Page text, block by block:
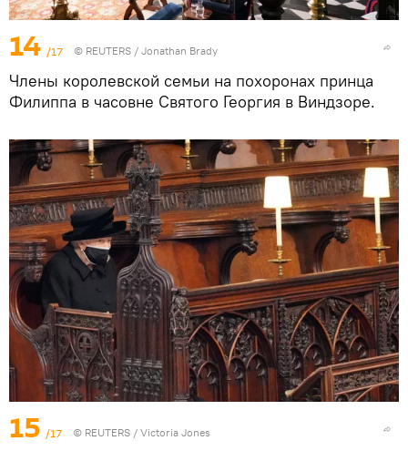
14 /17 © REUTERS / Jonathan Brady
Члены королевской семьи на похоронах принца
Филиппа в часовне Святого Георгия в Виндзоре.
15 /17 © REUTERS / Victoria Jones